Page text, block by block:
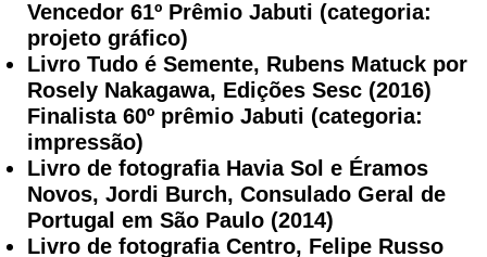
Vencedor 61º Prêmio Jabuti (categoria:
projeto gráfico)
Livro Tudo é Semente, Rubens Matuck por
Rosely Nakagawa, Edições Sesc (2016)
Finalista 60º prêmio Jabuti (categoria:
impressão)
Livro de fotografia Havia Sol e Éramos
Novos, Jordi Burch, Consulado Geral de
Portugal em São Paulo (2014)
Livro de fotografia Centro, Felipe Russo